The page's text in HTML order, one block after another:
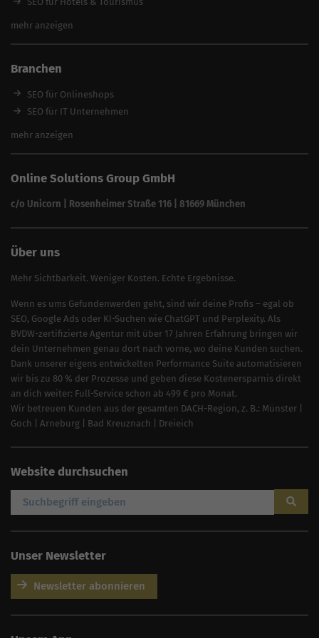
SEO Angebote
SEO für Handwerker
SEO für Anwälte & Kanzleien
SEO für Fitness
SEO für Architekten
mehr anzeigen
Branchen
SEO für Onlineshops
SEO für IT Unternehmen
SEO für Versicherungsmakler
SEO für Reinigungsfirmen
SEO für Sicherheitsdienste
mehr anzeigen
Online Solutions Group GmbH
c/o Unicorn | Rosenheimer Straße 116 | 81669 München
Über uns
Mehr Sichtbarkeit. Weniger Kosten. Echte Ergebnisse.
Wenn es ums Gefundenwerden geht, sind wir deine Profis – egal ob
SEO, Google Ads oder KI-Suchen wie ChatGPT und Perplexity. Als
BVDW-zertifizierte Agentur mit über 17 Jahren Erfahrung bringen wir
dein Unternehmen genau dort nach vorne, wo deine Kunden suchen.
Dank unserer eigens entwickelten Performance Suite automatisieren
wir bis zu 80 % der Prozesse und geben diese Kostenersparnis direkt
an dich weiter: Full-Service schon ab 499 € pro Monat.
Wir betreuen Kunden aus der gesamten DACH-Region, z. B.: Münster
Goch
Arneburg Bad Kreuznach Dreieich
Website durchsuchen
Unser Newsletter
Newsletter abonnieren